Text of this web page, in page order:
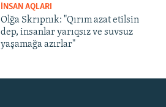
İNSAN AQLARI
Olğa Skrıpnık: "Qırım azat etilsin
dep, insanlar yarıqsız ve suvsuz
yaşamağa azırlar"